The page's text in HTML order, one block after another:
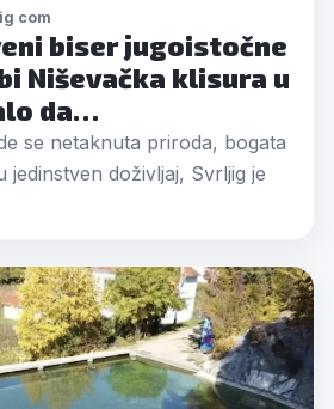
com
biser jugoistočne
Niševačka klisura u
da…
se netaknuta priroda, bogata
jedinstven doživljaj, Svrljig je